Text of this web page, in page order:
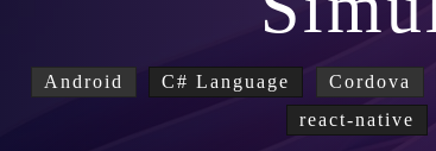
Android C# Language Cordova
react-native